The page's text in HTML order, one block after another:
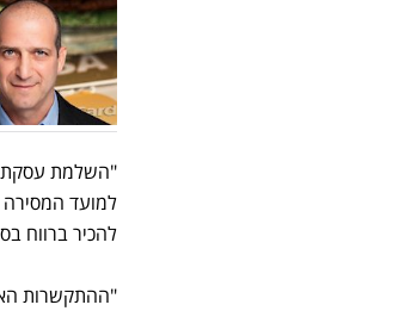
למועד
להכיר ברווח בסך של כ7- מיליון ש"ח
"ההתקשרות